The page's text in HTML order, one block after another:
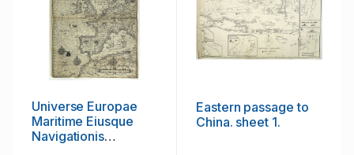
Universe Europae
Maritime Eiusque
Navigationis
Eastern passage to
China. sheet 1.